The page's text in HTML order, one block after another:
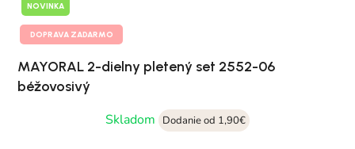
NOVINKA
DOPRAVA ZADARMO
MAYORAL 2-dielny pletený set 2552-06
béžovosivý
Skladom
Dodanie od 1,90€